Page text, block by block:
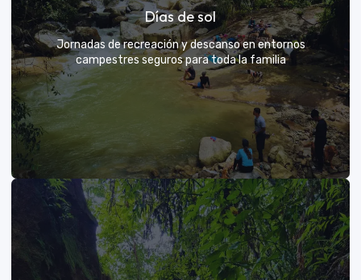
Únete a la manada y descubre nuevos senderos
VER MÁS
Días de sol
Jornadas de recreación y descanso en entornos
campestres seguros para toda la familia
Días de sol